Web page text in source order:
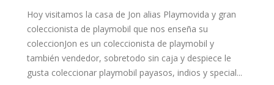
Hoy visitamos la casa de Jon alias Playmovida y gran
coleccionista de playmobil que nos enseña su
coleccionJon es un coleccionista de playmobil y
también vendedor, sobretodo sin caja y despiece le
gusta coleccionar playmobil payasos, indios y special...